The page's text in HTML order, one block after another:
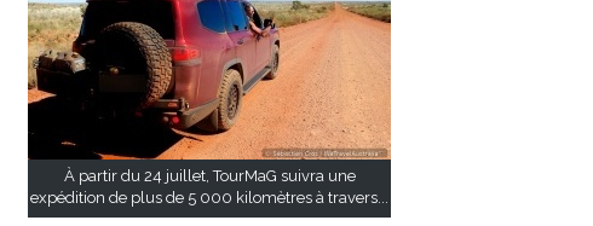
À partir du 24 juillet, TourMaG suivra une
expédition de plus de 5 000 kilomètres à travers...